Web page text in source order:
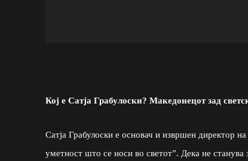
Кој е Сатја Грабулоски? Македонецот зад
Сатја Грабулоски е основач и извршен директор
уметност што се носи во светот”. Дека не станува